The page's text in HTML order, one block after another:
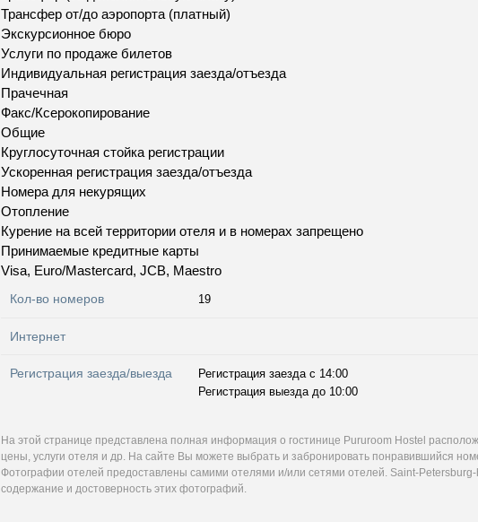
Трансфер от/до аэропорта (платный)
Экскурсионное бюро
Услуги по продаже билетов
Индивидуальная регистрация заезда/отъезда
Прачечная
Факс/Ксерокопирование
Общие
Круглосуточная стойка регистрации
Ускоренная регистрация заезда/отъезда
Номера для некурящих
Отопление
Курение на всей территории отеля и в номерах запрещено
Принимаемые кредитные карты
Visa, Euro/Mastercard, JCB, Maestro
Кол-во номеров 19
Интернет
Регистрация заезда/выезда
Регистрация заезда с 14:00
Регистрация выезда до 10:00
На этой странице представлена полная информация о гостинице Pururoom Hostel
цены, услуги отеля и др. На сайте Вы можете выбрать и забронировать понравившийся
Фотографии отелей предоставлены самими отелями и/или сетями отелей. Saint-Petersburg-
содержание и достоверность этих фотографий.